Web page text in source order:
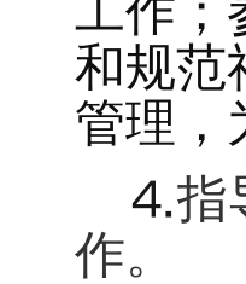
工作；
和规范
管理，
⒋指
作。